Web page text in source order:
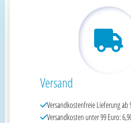
Versand
Versandkostenfreie Lieferung ab
Versandkosten unter 99 Euro: